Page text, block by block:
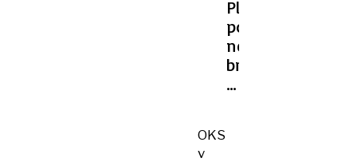
Plaz
pokopal
nekdanjega
bronastega
olimpijca
OKS
v